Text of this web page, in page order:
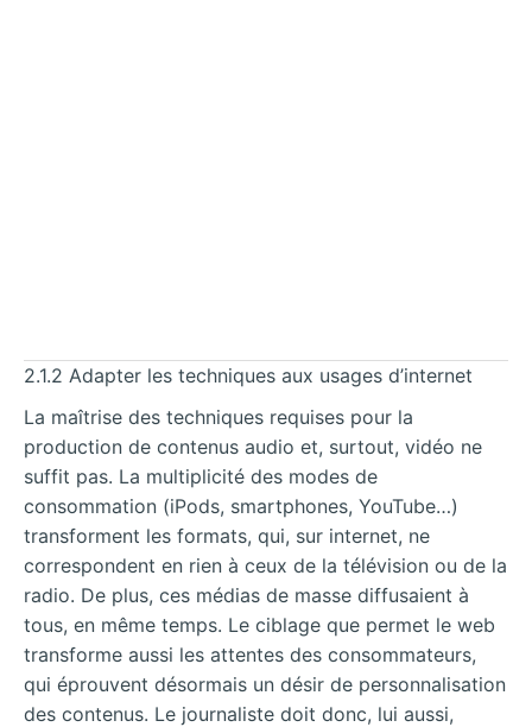
2.1.2 Adapter les techniques aux usages d’internet
La maîtrise des techniques requises pour la
production de contenus audio et, surtout, vidéo ne
suffit pas. La multiplicité des modes de
consommation (iPods, smartphones, YouTube…)
transforment les formats, qui, sur internet, ne
correspondent en rien à ceux de la télévision ou de la
radio. De plus, ces médias de masse diffusaient à
tous, en même temps. Le ciblage que permet le web
transforme aussi les attentes des consommateurs,
qui éprouvent désormais un désir de personnalisation
des contenus. Le journaliste doit donc, lui aussi,